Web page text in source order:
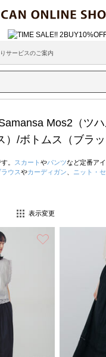
サービスのご案内
Mos2（ツ
）/ボトムス（ブラッ
。 スカート やパンツなど定番ア
ウスやカーディガン ニット・
表示変更